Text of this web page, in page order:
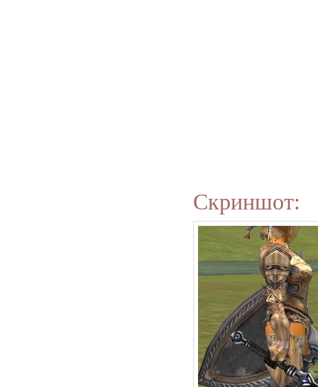
Скриншот: